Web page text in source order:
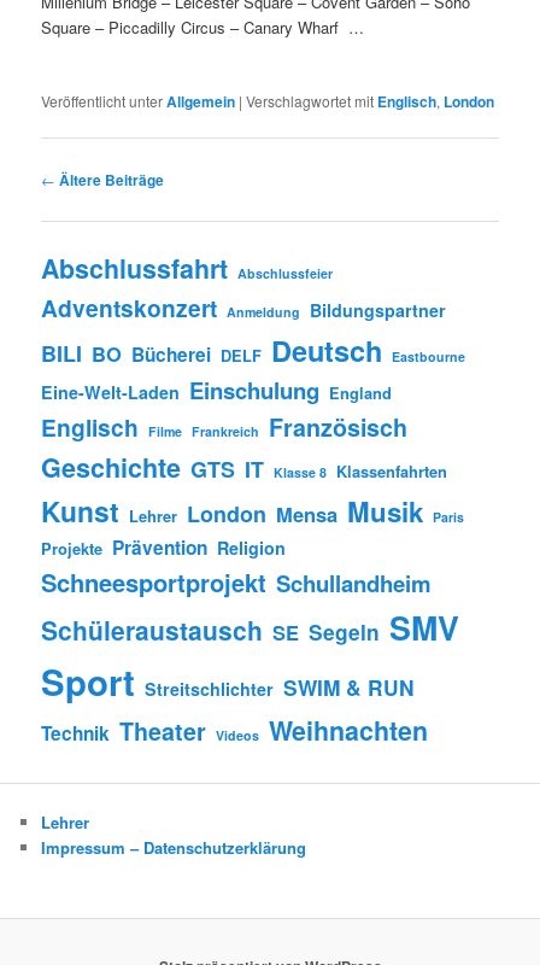
Square – Piccadilly Circus – Canary Wharf …
Veröffentlicht unterAllgemein |Verschlagwortet mit Englisch, London
Beitrags-
← Ältere Beiträge
Abschlussfahrt Abschlussfeier
Adventskonzert Anmeldung Bildungspartner
BILI BO Bücherei DELF Deutsch Eastbourne
Eine-Welt-Laden Einschulung England
Englisch Filme Frankreich Französisch
Geschichte GTS IT Klasse 8 Klassenfahrten
Kunst Lehrer London Mensa Musik Paris
Projekte Prävention Religion
Schneesportprojekt Schullandheim
Schüleraustausch SE Segeln SMV
Sport Streitschlichter SWIM & RUN
Technik Theater Videos Weihnachten
Lehrer
Impressum – Datenschutzerklärung